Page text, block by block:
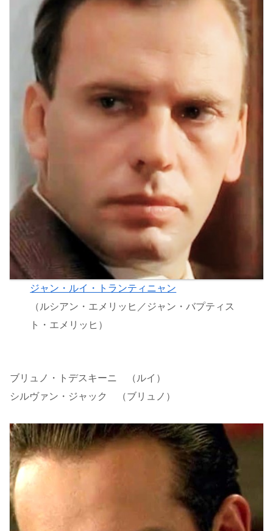
ジャン・ルイ・トランティニャン
（ルシアン・エメリッヒ／ジャン・バプティス
ト・エメリッヒ）
ブリュノ・トデスキーニ （ルイ）
シルヴァン・ジャック （ブリュノ）